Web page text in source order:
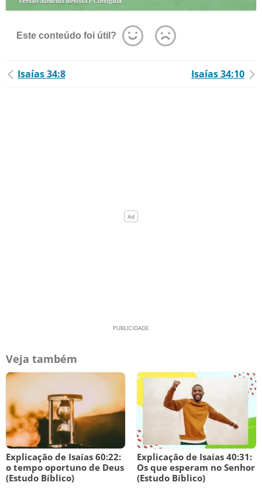
Este conteúdo foi útil?
Isaías 34:8 Isaías 34:10
Veja também
Explicação de Isaías 60:22:
o tempo oportuno de Deus
(Estudo Bíblico)
Explicação de Isaías 40:31:
Os que esperam no Senhor
(Estudo Bíblico)